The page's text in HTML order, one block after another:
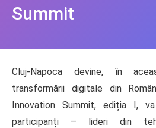
Summit
Cluj-Napoca devine, în
transformării digitale din
Innovation Summit, ediția I,
participanți – lideri din